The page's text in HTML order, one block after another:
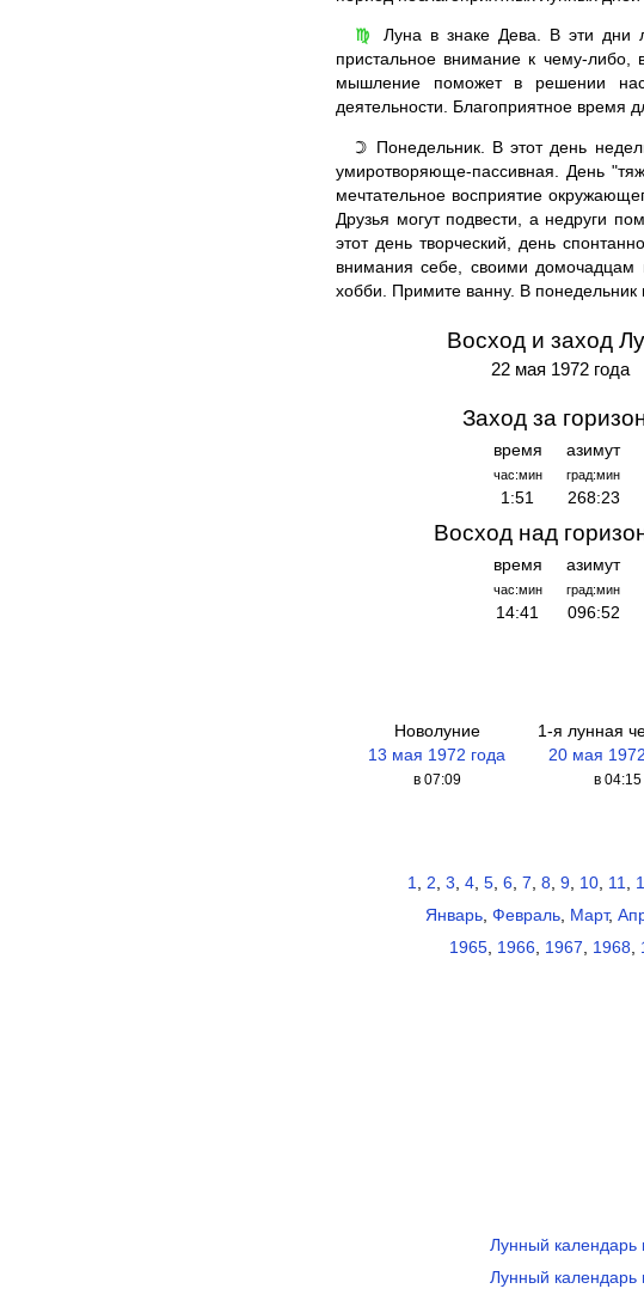
♍
Луна в знаке Дева. В эти дни
пристальное внимание к чему-либо,
мышление поможет в решении
деятельности. Благоприятное время
☽
Понедельник. В этот день
умиротворяюще-пассивная. День
мечтательное восприятие
Друзья могут подвести, а недруги
этот день творческий, день
внимания себе, своими домочадцам
хобби. Примите ванну. В понедельник
Восход и заход
22 мая 1972 года
Заход за
время
час:мин
1:51
азимут
град:мин
268:23
Восход над
время
час:мин
14:41
азимут
град:мин
096:52
Новолуние
13 мая 1972 года
в 07:09
1-я лунная
20 мая
в 04:15
1, 2, 3, 4, 5, 6, 7, 8, 9, 10, 11,
Январь, Февраль, Март,
1965 1966 1967 1968
Лунный календарь
Лунный календарь